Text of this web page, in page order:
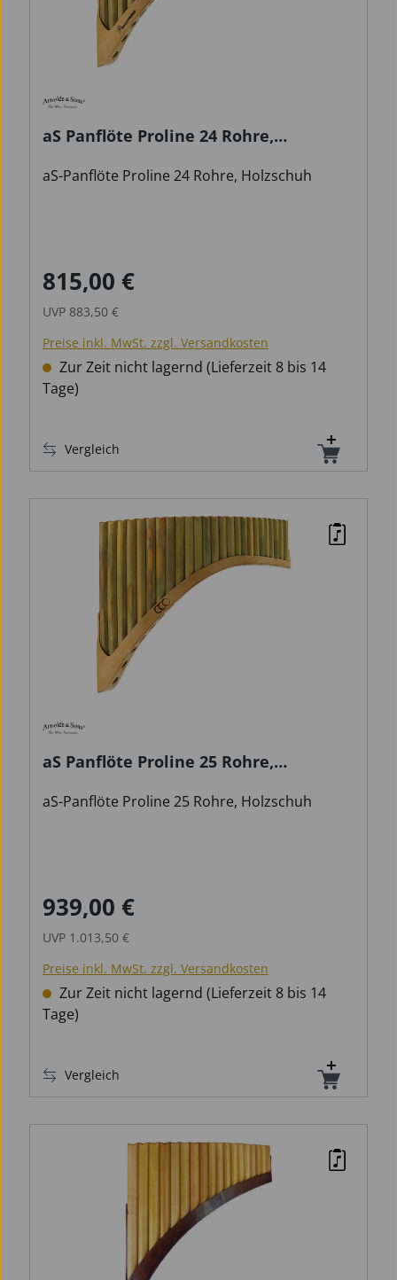
aS Panflöte Proline 24 Rohre,
aS-Panflöte Proline 24 Rohre, Holzschuh
Verkaufspreis:
815,00 €
UVP 883,50 €
Preise inkl. MwSt. zzgl. Versandkosten
Zur Zeit nicht lagernd (Lieferzeit 8 bis 14
Tage)
Vergleich
aS Panflöte Proline 25 Rohre,
aS-Panflöte Proline 25 Rohre, Holzschuh
Verkaufspreis:
939,00 €
UVP 1.013,50 €
Preise inkl. MwSt. zzgl. Versandkosten
Zur Zeit nicht lagernd (Lieferzeit 8 bis 14
Tage)
Vergleich